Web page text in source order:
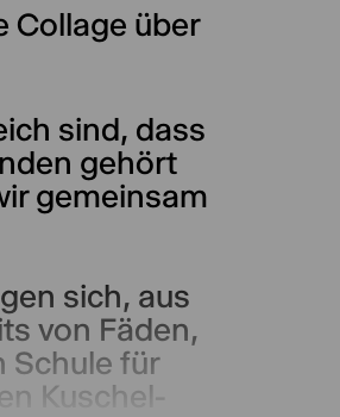
über
sind, dass
gehört
gemeinsam
sich, aus
von Fäden,
Schule für
Kuschel-